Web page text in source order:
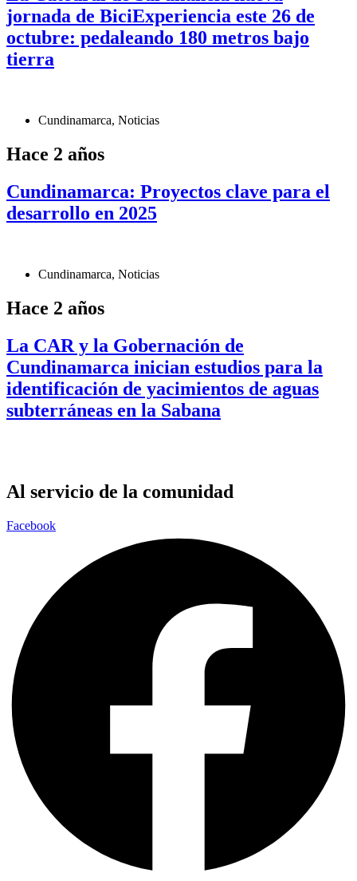
jornada de BiciExperiencia este 26 de
octubre: pedaleando 180 metros bajo
tierra
Cundinamarca, Noticias
Hace 2 años
Cundinamarca: Proyectos clave para el
desarrollo en 2025
Cundinamarca, Noticias
Hace 2 años
La CAR y la Gobernación de
Cundinamarca inician estudios para la
identificación de yacimientos de aguas
subterráneas en la Sabana
Al servicio de la comunidad
Facebook